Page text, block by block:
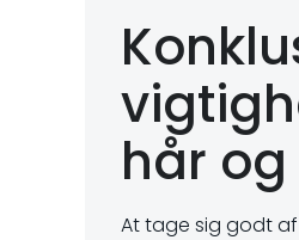
hår
At tage sig godt